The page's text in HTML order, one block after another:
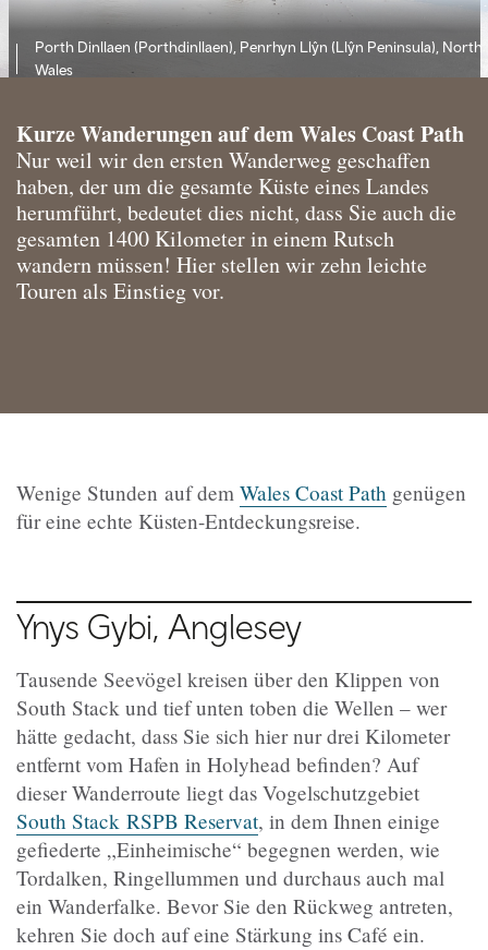
Porth Dinllaen (Porthdinllaen), Penrhyn Llŷn (Llŷn Peninsula), North
Wales
Kurze Wanderungen auf dem Wales Coast Path
Nur weil wir den ersten Wanderweg geschaffen
haben, der um die gesamte Küste eines Landes
herumführt, bedeutet dies nicht, dass Sie auch die
gesamten 1400 Kilometer in einem Rutsch
wandern müssen! Hier stellen wir zehn leichte
Touren als Einstieg vor.
Wenige Stunden auf dem Wales Coast Path genügen
für eine echte Küsten-Entdeckungsreise.
Ynys Gybi, Anglesey
Tausende Seevögel kreisen über den Klippen von
South Stack und tief unten toben die Wellen – wer
hätte gedacht, dass Sie sich hier nur drei Kilometer
entfernt vom Hafen in Holyhead befinden? Auf
dieser Wanderroute liegt das Vogelschutzgebiet
South Stack RSPB Reservat, in dem Ihnen einige
gefiederte „Einheimische“ begegnen werden, wie
Tordalken, Ringellummen und durchaus auch mal
ein Wanderfalke. Bevor Sie den Rückweg antreten,
kehren Sie doch auf eine Stärkung ins Café ein.